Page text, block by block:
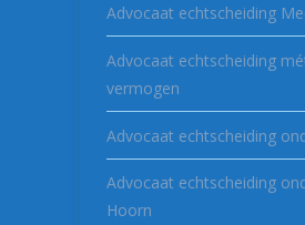
Advocaat echtscheiding
Advocaat echtscheiding
vermogen
Advocaat echtscheiding
Advocaat echtscheiding
Hoorn